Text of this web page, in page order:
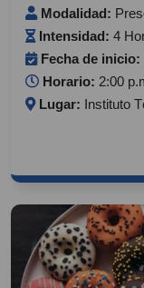
Modalidad:
Intensidad: 4
Fecha de inicio:
Horario: 2:00
Lugar: Instituto